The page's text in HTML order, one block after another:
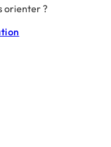
orienter ?